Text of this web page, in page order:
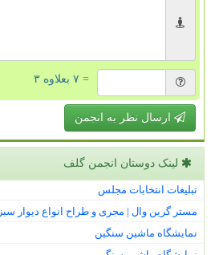
= ۷ بعلاوه ۳
ارسال نظر به انجمن
لینک دوستان انجمن گلف
تبلیغات انتخابات مجلس
مستر گرین وال | مجری و طراح انواع دیوار سبز
نمایشگاه ماشین سنگین